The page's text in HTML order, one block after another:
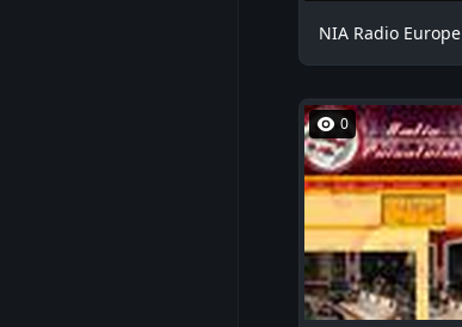
NIA Radio Europe
0